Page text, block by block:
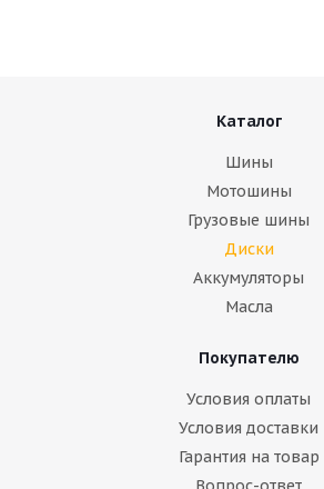
Подробнее
Каталог
Шины
Мотошины
Грузовые шины
Диски
Аккумуляторы
Масла
Покупателю
Условия оплаты
Условия доставки
Гарантия на товар